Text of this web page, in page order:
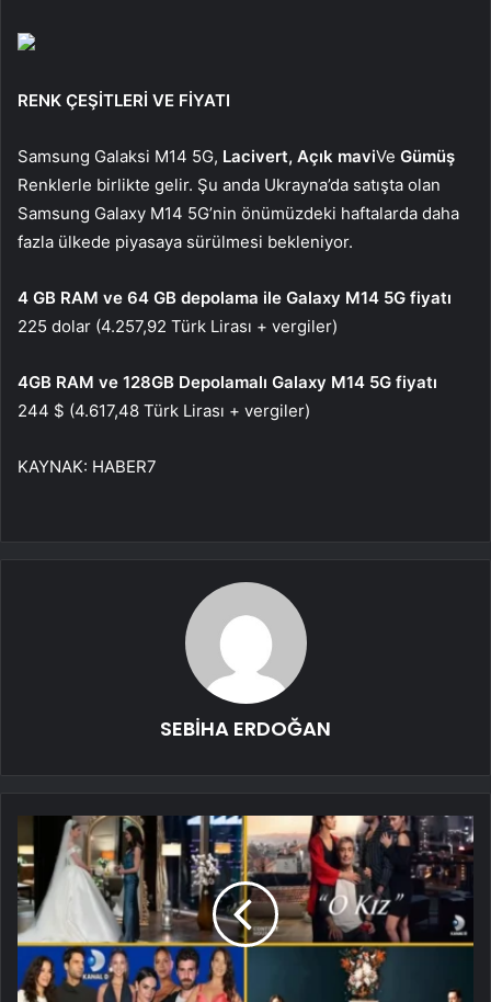
RENK ÇEŞİTLERİ VE FİYATI
Samsung Galaksi M14 5G, Lacivert, Açık maviVe Gümüş
Renklerle birlikte gelir. Şu anda Ukrayna’da satışta olan
Samsung Galaxy M14 5G’nin önümüzdeki haftalarda daha
fazla ülkede piyasaya sürülmesi bekleniyor.
4 GB RAM ve 64 GB depolama ile Galaxy M14 5G fiyatı
225 dolar (4.257,92 Türk Lirası + vergiler)
4GB RAM ve 128GB Depolamalı Galaxy M14 5G fiyatı
244 $ (4.617,48 Türk Lirası + vergiler)
KAYNAK: HABER7
SEBİHA ERDOĞAN